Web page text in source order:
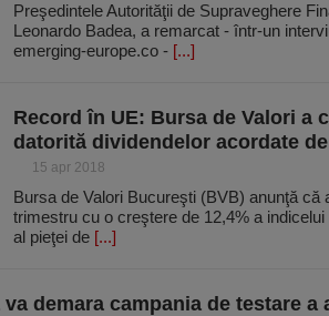
Preşedintele Autorităţii de Supraveghere
Leonardo Badea, a remarcat - într-un
emerging-europe.co - [...]
Record în UE: Bursa de Valori a
datorită dividendelor acordate
15 apr 2018
Bursa de Valori Bucureşti (BVB) anunţă că
trimestru cu o creştere de 12,4% a
al pieţei de [...]
demara campania de testare